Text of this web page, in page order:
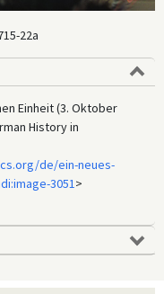
22a
Einheit (3. Oktober
History in
de/ein-neues-
3051>